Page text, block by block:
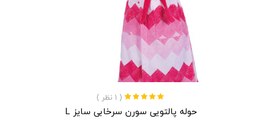
( 1 نظر )
حوله پالتویی سورن سرخابی سایز L